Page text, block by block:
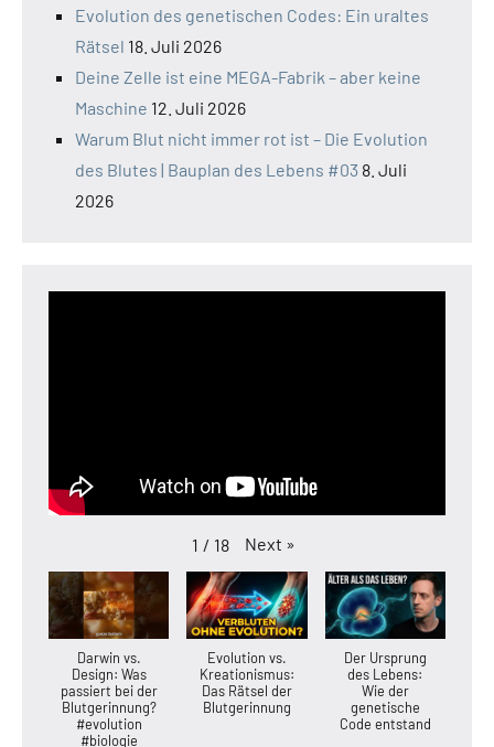
Evolution des genetischen Codes: Ein uraltes
Rätsel 18. Juli 2026
Deine Zelle ist eine MEGA-Fabrik – aber keine
Maschine 12. Juli 2026
Warum Blut nicht immer rot ist – Die Evolution
des Blutes | Bauplan des Lebens #03 8. Juli
2026
1 / 18 Next »
Darwin vs.
Design: Was
passiert bei der
Blutgerinnung?
#evolution
#biologie
Evolution vs.
Kreationismus:
Das Rätsel der
Blutgerinnung
Der Ursprung
des Lebens:
Wie der
genetische
Code entstand